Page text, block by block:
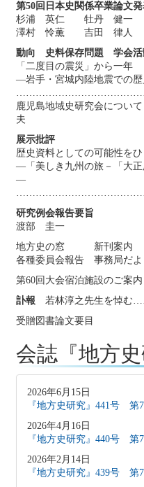
第50回日本史関係卒業論文
杉浦 英仁 牡丹 健一
澤村 怜薫 吉田 律人
動向 史料保存問題 学会活
「二度目の震災」から一年
―岩手・宮城内陸地震での
鹿児島地域史研究会に
夫
展示批評
歴史資料としての可能性をひ
―「美しき九州の旅－「大正
―
研究例会報告要旨
渡部 圭一
地方史の窓 新刊案内
各種委員会報告 事務局だよ
第60回大会宿泊施設のご案内
訃報 若林淳之先生を悼
受贈図書論文要目
会誌『地方史
2026年6月15日
『地方史研究』441号 第
2026年4月16日
『地方史研究』440号 第
2026年2月14日
『地方史研究』439号 第